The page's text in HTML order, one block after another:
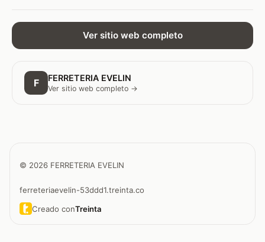
Ver sitio web completo
F FERRETERIA EVELIN
Ver sitio web completo →
© 2026 FERRETERIA EVELIN
ferreteriaevelin-53ddd1.treinta.co
Creado conTreinta